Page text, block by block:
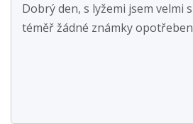
Dobrý den, s lyžemi jsem velmi
téměř žádné známky